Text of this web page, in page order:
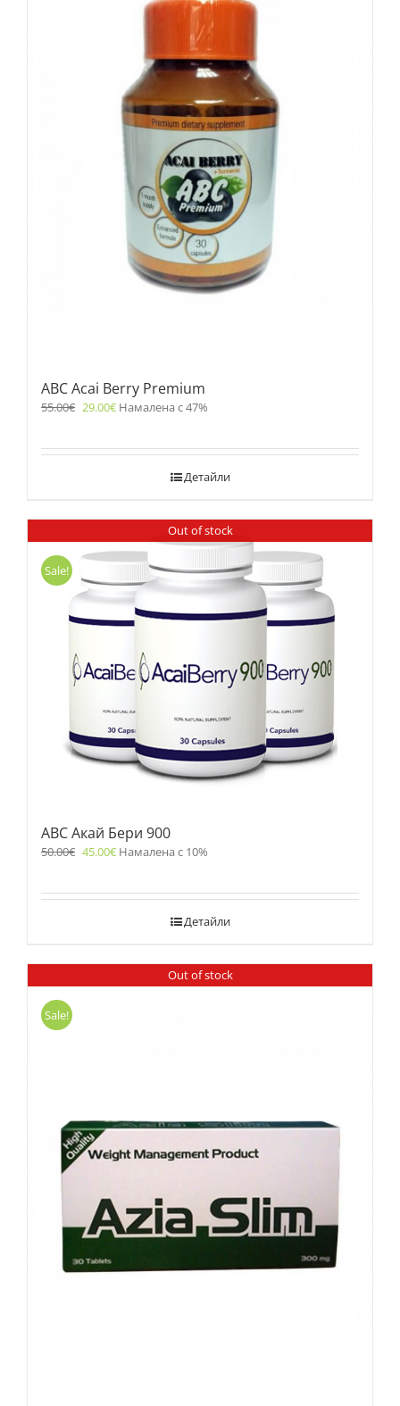
ABC Acai Berry Premium
55.00€ 29.00€ Намалена с 47%
Детайли
Out of stock
Sale!
ABC Акай Бери 900
50.00€ 45.00€ Намалена с 10%
Детайли
Out of stock
Sale!